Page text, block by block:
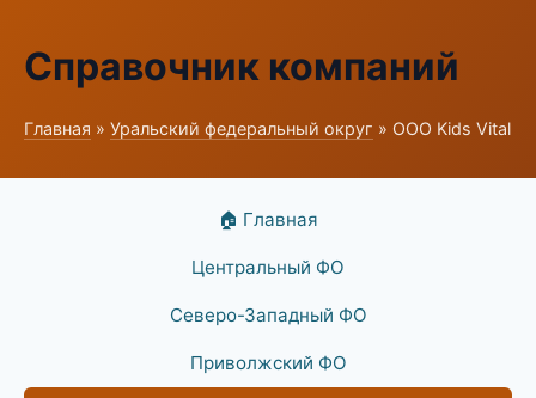
Справочник компаний
Главная » Уральский федеральный округ » ООО Kids Vital
🏠 Главная
Центральный ФО
Северо-Западный ФО
Приволжский ФО